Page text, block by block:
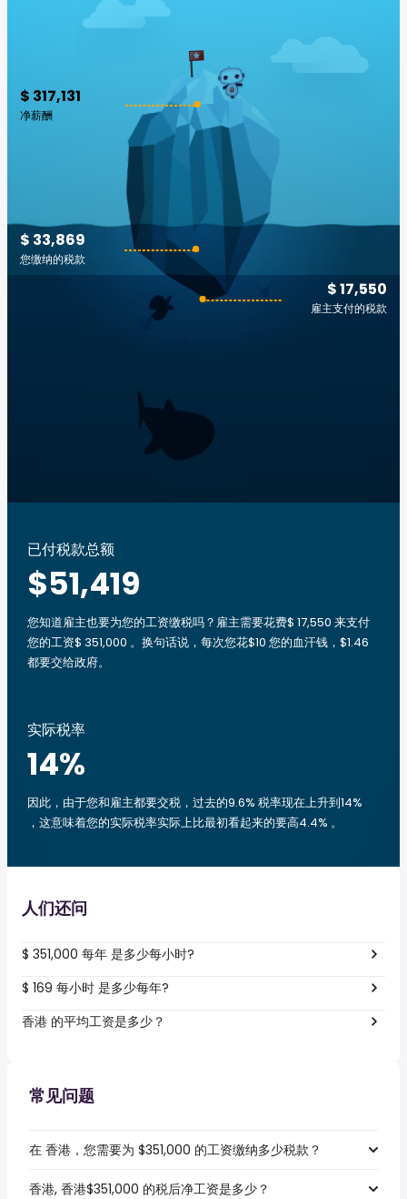
$ 317,131
净薪酬
$ 17,550
雇主支付的税款
$ 33,869
您缴纳的税款
已付税款总额
$51,419
您知道雇主也要为您的工资缴税吗？雇主需要花费$ 17,550 来支付
您的工资$ 351,000 。换句话说，每次您花$10 您的血汗钱，$1.46
都要交给政府。
实际税率
14%
因此，由于您和雇主都要交税，过去的9.6% 税率现在上升到14%
，这意味着您的实际税率实际上比最初看起来的要高4.4% 。
人们还问
$ 351,000 每年 是多少每小时?
$ 169 每小时 是多少每年?
香港 的平均工资是多少？
常见问题
在 香港，您需要为 $351,000 的工资缴纳多少税款？
香港, 香港$351,000 的税后净工资是多少？